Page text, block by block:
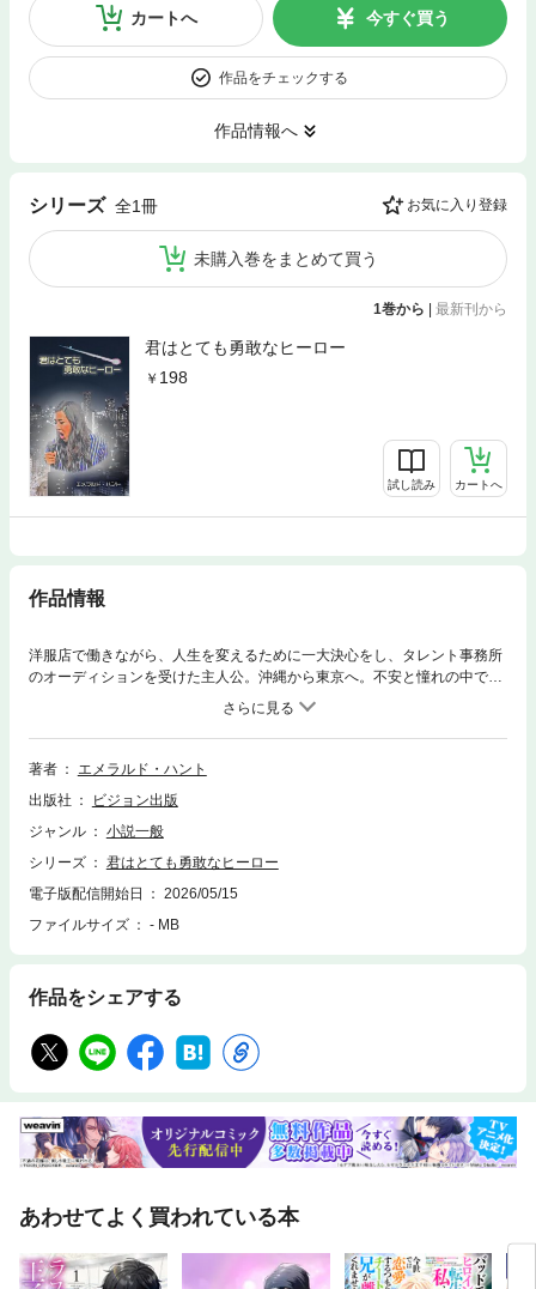
カートへ 今すぐ買う
作品をチェックする
作品情報へ
シリーズ 全1冊 お気に入り登録
未購入巻をまとめて買う
1巻から | 最新刊から
君はとても勇敢なヒーロー
198
試し読み カートへ
作品情報
洋服店で働きながら、人生を変えるために一大決心をし、タレント事務所
のオーディションを受けた主人公。沖縄から東京へ。不安と憧れの中で交
錯する主人公の想いは果たして結実するのだろうか。そしてその先にある
著者
エメラルド・ハント
出版社
ビジョン出版
ジャンル
小説一般
シリーズ
君はとても勇敢なヒーロー
電子版配信開始日
2026/05/15
ファイルサイズ
- MB
作品をシェアする
あわせてよく買われている本